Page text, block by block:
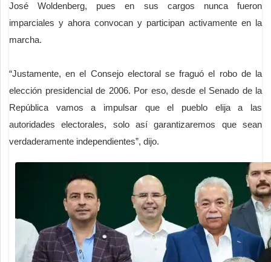
José Woldenberg, pues en sus cargos nunca fueron
imparciales y ahora convocan y participan activamente en la
marcha.
“Justamente, en el Consejo electoral se fraguó el robo de la
elección presidencial de 2006. Por eso, desde el Senado de la
República vamos a impulsar que el pueblo elija a las
autoridades electorales, solo así garantizaremos que sean
verdaderamente independientes”, dijo.